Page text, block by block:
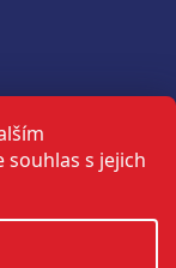
s jejich